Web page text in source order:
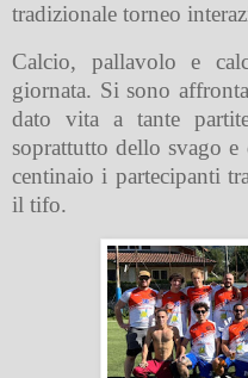
tradizionale torneo
Calcio, pallavolo e
giornata. Si sono
dato vita a tante
soprattutto dello svago
centinaio i partecipanti
il tifo.